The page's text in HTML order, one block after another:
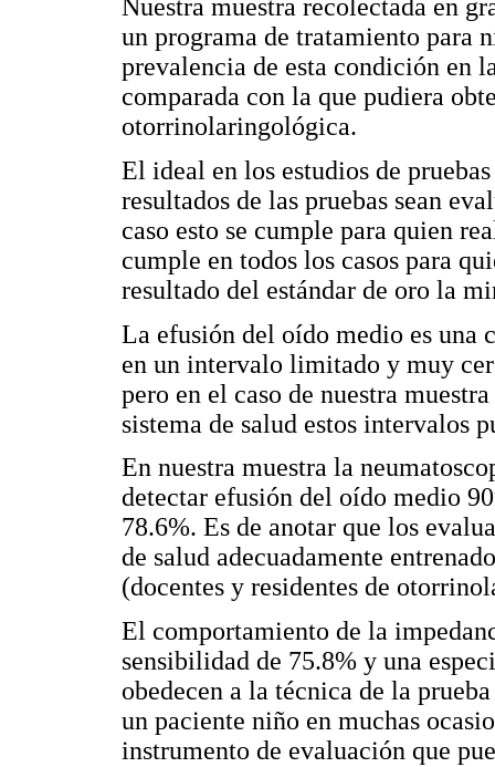
Nuestra muestra recolectada en
un programa de tratamiento para
prevalencia de esta condición en
comparada con la que pudiera
otorrinolaringológica.
El ideal en los estudios de
resultados de las pruebas sean
caso esto se cumple para quien
cumple en todos los casos para
resultado del estándar de oro la
La efusión del oído medio es
en un intervalo limitado y muy
pero en el caso de nuestra
sistema de salud estos intervalos
En nuestra muestra la
detectar efusión del oído medio
78.6%. Es de anotar que los
de salud adecuadamente
(docentes y residentes de
El comportamiento de la
sensibilidad de 75.8% y una
obedecen a la técnica de la
un paciente niño en muchas
instrumento de evaluación que